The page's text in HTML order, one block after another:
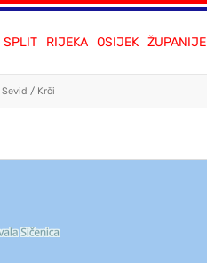
SPLIT RIJEKA OSIJEK ŽUPANIJE
Sevid / Krči